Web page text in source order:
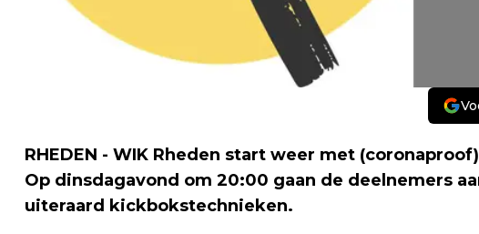
RHEDEN - WIK Rheden start weer met
Op dinsdagavond om 20:00 gaan de deelnemers
uiteraard kickbokstechnieken.